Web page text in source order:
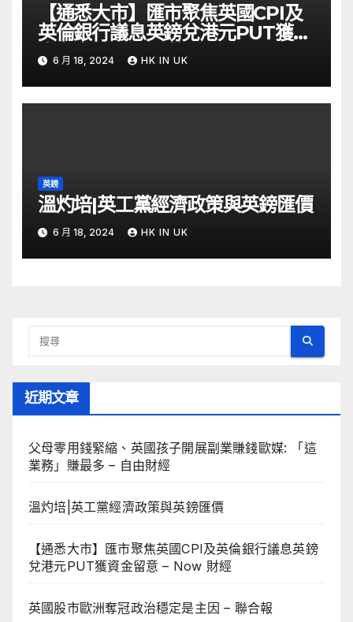
【通悉大市】匯市聚焦英國CPI及
英倫銀行議息英鎊兌港元PUT獲資
金留意 – Now 財經
6 月 18, 2024 HK IN UK
英鎊
溫灼培|英工黨經濟政策與英鎊匯價
6 月 18, 2024 HK IN UK
近期文章
父母零用錢緊縮、英國孩子開展副業賺錢歐媒: 「這
業務」賺最多 – 自由財經
溫灼培|英工黨經濟政策與英鎊匯價
【通悉大市】匯市聚焦英國CPI及英倫銀行議息英鎊
兌港元PUT獲資金留意 – Now 財經
英國股市歐洲奪冠政治穩定是主因 – 聯合報